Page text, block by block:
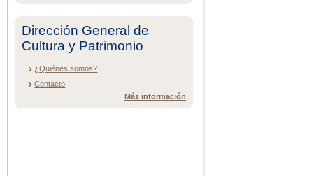
Dirección General de
Cultura y Patrimonio
¿Quiénes somos?
Contacto
Más información